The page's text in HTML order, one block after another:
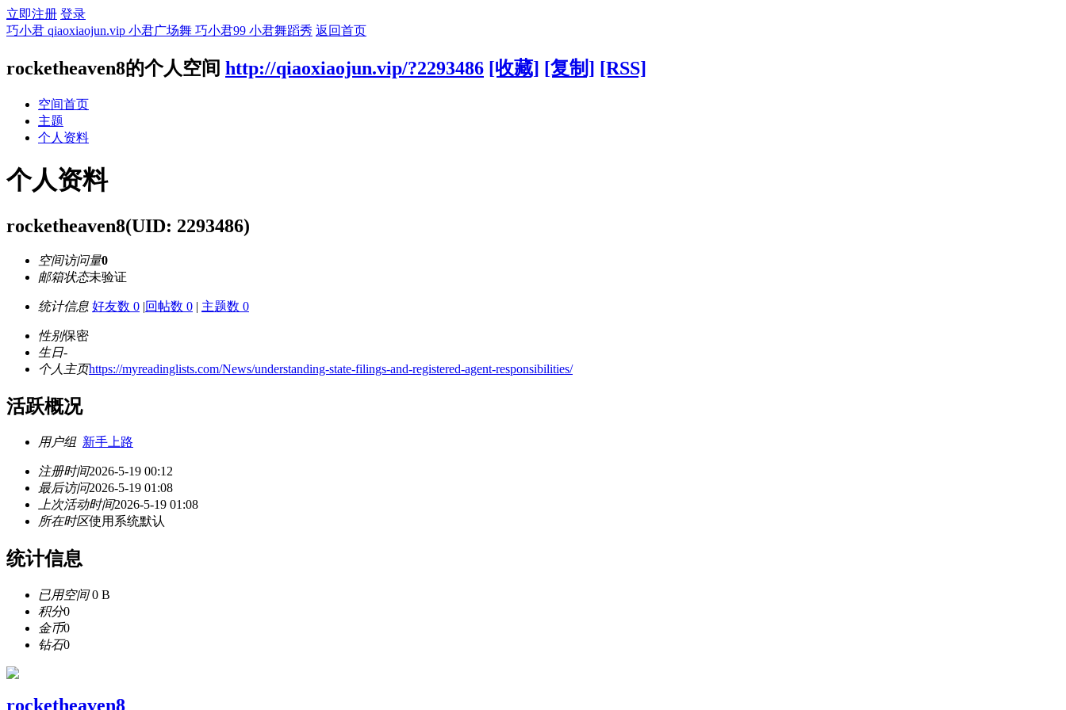
立即注册 登录
巧小君 qiaoxiaojun.vip 小君广场舞 巧小君99 小君舞蹈秀 返回首页
rocketheaven8的个人空间 http://qiaoxiaojun.vip/?2293486 [收藏] [复制] [RSS]
空间首页
主题
个人资料
个人资料
rocketheaven8(UID: 2293486)
空间访问量0
邮箱状态未验证
统计信息 好友数 0 |回帖数 0 | 主题数 0
性别保密
生日-
个人主页https://myreadinglists.com/News/understanding-state-filings-and-registered-agent-responsibilities/
活跃概况
用户组 新手上路
注册时间2026-5-19 00:12
最后访问2026-5-19 01:08
上次活动时间2026-5-19 01:08
所在时区使用系统默认
统计信息
已用空间0 B
积分0
金币0
钻石0
rocketheaven8